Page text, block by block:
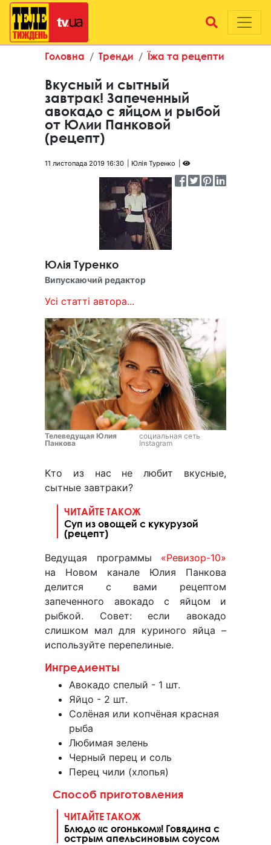
Головна Тренди Їжа та рецепти
Вкусный и сытный
завтрак! Запеченный
авокадо с яйцом и рыбой
от Юлии Панковой
(рецепт)
11 листопада 2019 16:30 Юлія Туренко
Юлія Туренко
Випускаючий редактор
Усі статті автора...
Телеведущая Юлия
Панкова
социальная сеть
Instagram
Кто из нас не любит вкусные,
сытные завтраки?
ЧИТАЙТЕ ТАКОЖ
Суп из овощей с кукурузой
(рецепт)
Ведущая программы «Ревизор-10»
на Новом канале Юлия Панкова
делится с вами рецептом
запеченного авокадо с яйцом и
рыбкой. Совет: если авокадо
слишком мал для куриного яйца –
используйте перепелиные.
Ингредиенты
Авокадо спелый - 1 шт.
Яйцо - 2 шт.
Солёная или копчёная красная
рыба
Любимая зелень
Черный перец и соль
Перец чили (хлопья)
⠀Способ приготовления
ЧИТАЙТЕ ТАКОЖ
Блюдо «с огоньком»! Говядина с
острым апельсиновым соусом